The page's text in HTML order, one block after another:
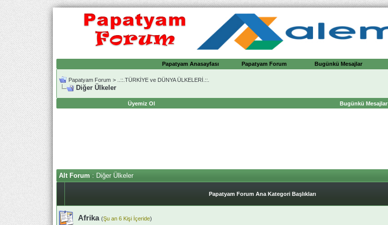
Papatyam Anasayfası Papatyam Forum Bugünkü Mesajlar
Papatyam Forum > ..::.TÜRKİYE ve DÜNYA ÜLKELERİ.::.
Diğer Ülkeler
Üyemiz Ol Bugünkü Mesajlar
Alt Forum : Diğer Ülkeler
Papatyam Forum Ana Kategori Başlıkları
Afrika (Şu an 6 Kişi İçeride)